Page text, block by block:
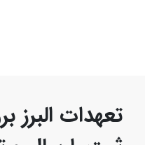
تعهدات البرز